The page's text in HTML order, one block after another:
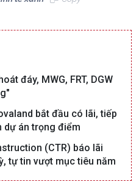
đáy, MWG, FRT, DGW
bắt đầu có lãi, tiếp
dự án trọng điểm
(CTR) báo lãi
tự tin vượt mục tiêu năm